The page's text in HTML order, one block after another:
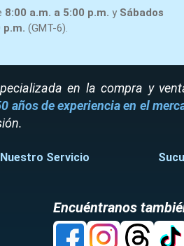
8:00 a.m. a 5:00 p.m. y Sábados
p.m. (GMT-6).
en la compra y
años de experiencia en el
Servicio
Encuéntranos